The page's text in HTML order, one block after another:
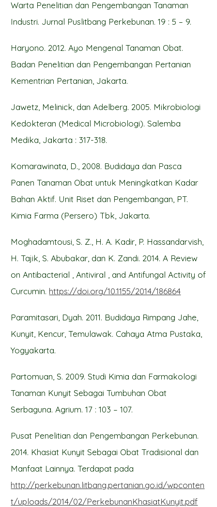
Warta Penelitian dan Pengembangan Tanaman
Industri. Jurnal Puslitbang Perkebunan. 19 : 5 – 9.
Haryono. 2012. Ayo Mengenal Tanaman Obat.
Badan Penelitian dan Pengembangan Pertanian
Kementrian Pertanian, Jakarta.
Jawetz, Melinick, dan Adelberg. 2005. Mikrobiologi
Kedokteran (Medical Microbiologi). Salemba
Medika, Jakarta : 317-318.
Komarawinata, D., 2008. Budidaya dan Pasca
Panen Tanaman Obat untuk Meningkatkan Kadar
Bahan Aktif. Unit Riset dan Pengembangan, PT.
Kimia Farma (Persero) Tbk, Jakarta.
Moghadamtousi, S. Z., H. A. Kadir, P. Hassandarvish,
H. Tajik, S. Abubakar, dan K. Zandi. 2014. A Review
on Antibacterial , Antiviral , and Antifungal Activity of
Curcumin. https://doi.org/10.1155/2014/186864
Paramitasari, Dyah. 2011. Budidaya Rimpang Jahe,
Kunyit, Kencur, Temulawak. Cahaya Atma Pustaka,
Yogyakarta.
Partomuan, S. 2009. Studi Kimia dan Farmakologi
Tanaman Kunyit Sebagai Tumbuhan Obat
Serbaguna. Agrium. 17 : 103 – 107.
Pusat Penelitian dan Pengembangan Perkebunan.
2014. Khasiat Kunyit Sebagai Obat Tradisional dan
Manfaat Lainnya. Terdapat pada
http://perkebunan.litbang.pertanian.go.id/wpconten
t/uploads/2014/02/PerkebunanKhasiatKunyit.pdf